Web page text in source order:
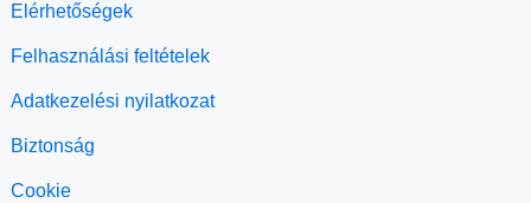
Elérhetőségek
Felhasználási feltételek
Adatkezelési nyilatkozat
Biztonság
Cookie